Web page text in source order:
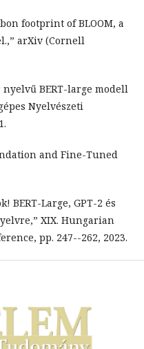
footprint of BLOOM, a
arXiv (Cornell
nyelvű BERT-large modell
Nyelvészeti
and Fine-Tuned
BERT-Large, GPT-2 és
XIX. Hungarian
pp. 247--262, 2023.